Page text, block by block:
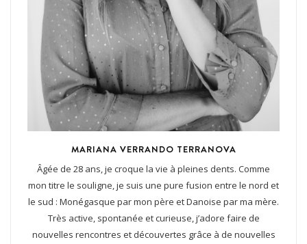
MARIANA VERRANDO TERRANOVA
Âgée de 28 ans, je croque la vie à pleines dents. Comme
mon titre le souligne, je suis une pure fusion entre le nord et
le sud : Monégasque par mon père et Danoise par ma mère.
Très active, spontanée et curieuse, j’adore faire de
nouvelles rencontres et découvertes grâce à de nouvelles